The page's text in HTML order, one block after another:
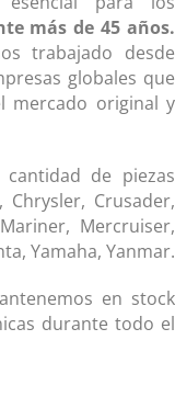
más de 45 años.
trabajado desde
globales que
mercado original y
de piezas
Crusader,
Mercruiser,
Yamaha, Yanmar.
en stock
durante todo el